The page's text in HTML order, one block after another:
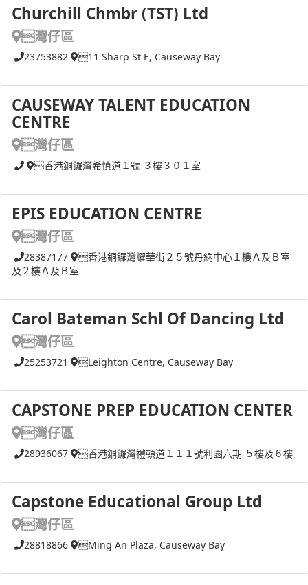
Churchill Chmbr (TST) Ltd
灣仔區
23753882 11 Sharp St E, Causeway Bay
CAUSEWAY TALENT EDUCATION
CENTRE
灣仔區
香港銅鑼灣希慎道１號 ３樓３０１室
EPIS EDUCATION CENTRE
灣仔區
28387177
香港銅鑼灣耀華街２５號丹納中心１樓Ａ及Ｂ室
及２樓Ａ及Ｂ室
Carol Bateman Schl Of Dancing Ltd
灣仔區
25253721 Leighton Centre, Causeway Bay
CAPSTONE PREP EDUCATION CENTER
灣仔區
28936067 香港銅鑼灣禮頓道１１１號利園六期 ５樓及６樓
Capstone Educational Group Ltd
灣仔區
28818866 Ming An Plaza, Causeway Bay